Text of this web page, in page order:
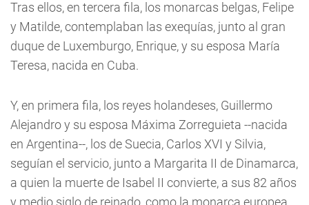
Tras ellos, en tercera fila, los monarcas belgas, Felipe
y Matilde, contemplaban las exequías, junto al gran
duque de Luxemburgo, Enrique, y su esposa María
Teresa, nacida en Cuba.
Y, en primera fila, los reyes holandeses, Guillermo
Alejandro y su esposa Máxima Zorreguieta --nacida
en Argentina--, los de Suecia, Carlos XVI y Silvia,
seguían el servicio, junto a Margarita II de Dinamarca,
a quien la muerte de Isabel II convierte, a sus 82 años
y medio siglo de reinado, como la monarca europea